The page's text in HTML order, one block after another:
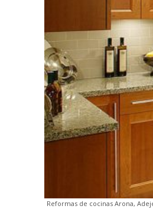
Reformas de cocinas Arona,